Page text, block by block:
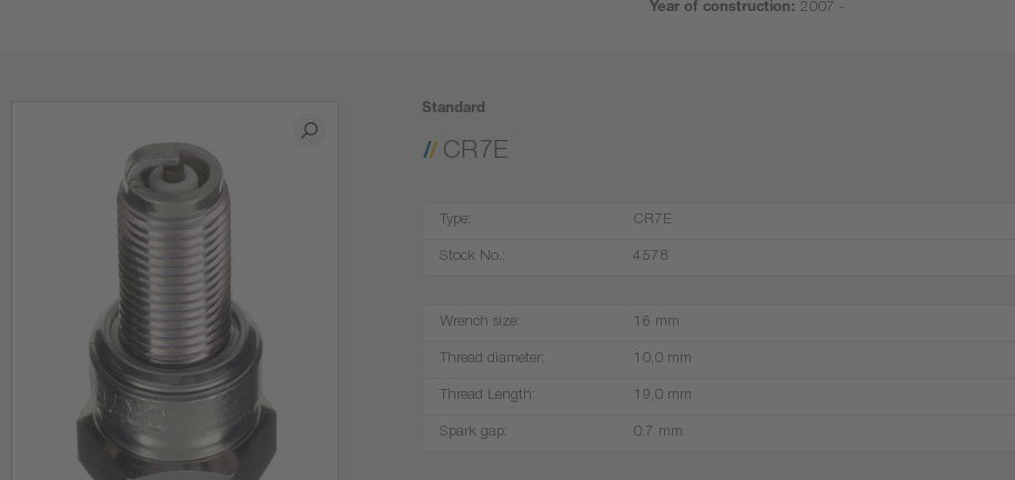
Year of construction: 2007 -
Standard
CR7E
Type: CR7E
Stock No.: 4578
Wrench size: 16 mm
Thread diameter: 10,0 mm
Thread Length: 19,0 mm
Spark gap: 0.7 mm